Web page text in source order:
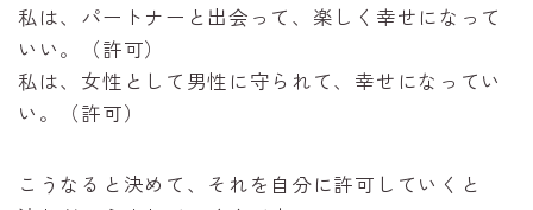
私は、パートナーと出会って、楽しく幸せになって
いい。（許可）
私は、女性として男性に守られて、幸せになってい
い。（許可）
こうなると決めて、それを自分に許可していくと